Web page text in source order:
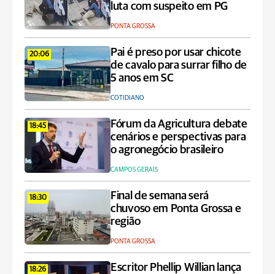
luta com suspeito em PG
PONTA GROSSA
20:06
Pai é preso por usar chicote
de cavalo para surrar filho de
5 anos em SC
COTIDIANO
18:45
Fórum da Agricultura debate
cenários e perspectivas para
o agronegócio brasileiro
CAMPOS GERAIS
18:30
Final de semana será
chuvoso em Ponta Grossa e
região
PONTA GROSSA
18:26
Escritor Phellip Willian lança